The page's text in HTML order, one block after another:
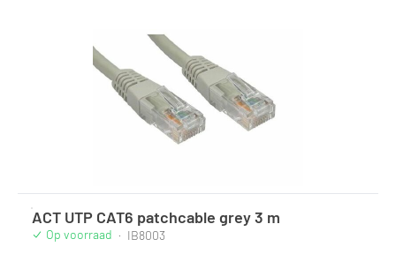
ACT UTP CAT6 patchcable grey 3 m
Op voorraad · IB8003